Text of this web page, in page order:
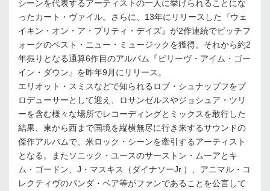
シーンを代表するアーティストの一人に挙げられることにな
ったカート・ヴァイル。さらに、13年にリリースした『ウェ
イキン・オン・ア・プリティ・デイズ』が2作連続でピッチフ
ォークのベスト・ニュー・ミュージックを獲得。それから約2
年振りとなる通算6作目のアルバム『ビリーヴ・アイム・ゴー
イン・ダウン』を昨年9月にリリース。
エリオット・スミスなどで知られるロブ・シュナップフをプ
ロデューサーとして迎え、ロサンゼルスやジョシュア・ツリ
ーを含む様々な場所でレコーディングとミックスを敢行した
結果、東から西まで国境を縦横無尽に行き来するサウンドの
傑作アルバムで、米ロック・シーンを牽引するアーティスト
となる。またソニック・ユースのサーストン・ムーアとキ
ム・ゴードン、J・マスキス（ダイナソーJr.）、アニマル・コ
レクティヴのパンダ・ベア等がファンであることを公言して